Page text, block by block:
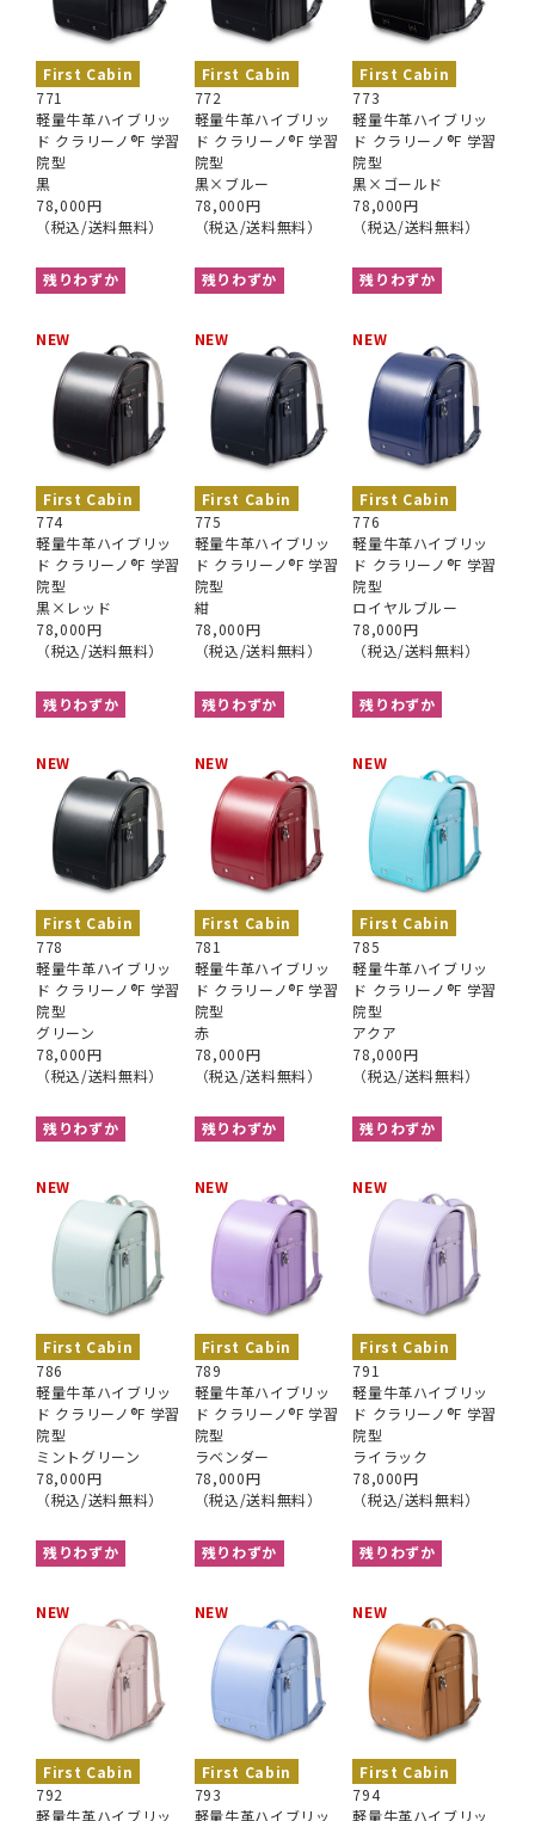
First Cabin
771
軽量牛革ハイブリッ
ド クラリーノ®︎F 学習
院型
黒
78,000円
（税込/送料無料）
残りわずか
First Cabin
772
軽量牛革ハイブリッ
ド クラリーノ®︎F 学習
院型
黒×ブルー
78,000円
（税込/送料無料）
残りわずか
First Cabin
773
軽量牛革ハイブリッ
ド クラリーノ®︎F 学習
院型
黒×ゴールド
78,000円
（税込/送料無料）
残りわずか
First Cabin
774
軽量牛革ハイブリッ
ド クラリーノ®︎F 学習
院型
黒×レッド
78,000円
（税込/送料無料）
残りわずか
NEW
First Cabin
775
軽量牛革ハイブリッ
ド クラリーノ®︎F 学習
院型
紺
78,000円
（税込/送料無料）
残りわずか
NEW
First Cabin
776
軽量牛革ハイブリッ
ド クラリーノ®︎F 学習
院型
ロイヤルブルー
78,000円
（税込/送料無料）
残りわずか
NEW
First Cabin
778
軽量牛革ハイブリッ
ド クラリーノ®︎F 学習
院型
グリーン
78,000円
（税込/送料無料）
残りわずか
NEW
First Cabin
781
軽量牛革ハイブリッ
ド クラリーノ®︎F 学習
院型
赤
78,000円
（税込/送料無料）
残りわずか
NEW
First Cabin
785
軽量牛革ハイブリッ
ド クラリーノ®︎F 学習
院型
アクア
78,000円
（税込/送料無料）
残りわずか
NEW
First Cabin
786
軽量牛革ハイブリッ
ド クラリーノ®︎F 学習
院型
ミントグリーン
78,000円
（税込/送料無料）
残りわずか
NEW
First Cabin
789
軽量牛革ハイブリッ
ド クラリーノ®︎F 学習
院型
ラベンダー
78,000円
（税込/送料無料）
残りわずか
NEW
First Cabin
791
軽量牛革ハイブリッ
ド クラリーノ®︎F 学習
院型
ライラック
78,000円
（税込/送料無料）
残りわずか
NEW
First Cabin
792
軽量牛革ハイブリッ
NEW
First Cabin
793
軽量牛革ハイブリッ
NEW
First Cabin
794
軽量牛革ハイブリッ
NEW